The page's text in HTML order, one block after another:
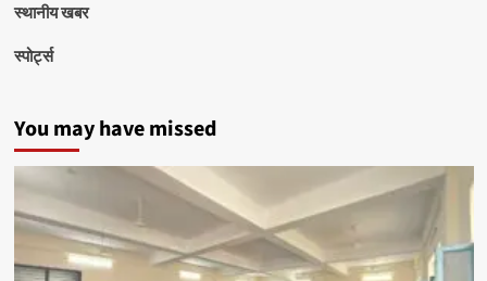
स्थानीय खबर
स्पोर्ट्स
You may have missed